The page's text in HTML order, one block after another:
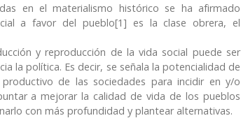
en el materialismo histórico se ha afirmado
a favor del pueblo[1] es la clase obrera, el
y reproducción de la vida social puede ser
la política. Es decir, se señala la potencialidad de
de las sociedades para incidir en y/o
a mejorar la calidad de vida de los pueblos
con más profundidad y plantear alternativas.